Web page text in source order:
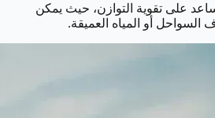
على تقوية التوازن، حيث يمكن
السواحل أو المياه العميقة.